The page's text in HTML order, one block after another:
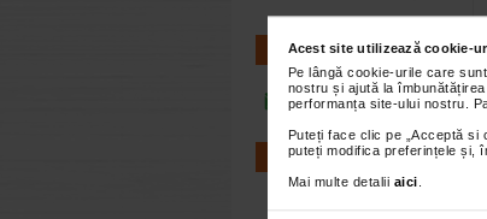
Acest site utilizează cookie-
Pe lângă cookie-urile care
nostru și ajută la
performanța site-ului nostru.
Puteți face clic pe „Acceptă si
puteți modifica preferințele și,
Mai multe detalii aici
CONTACT
infoline@catena.ro
FARMACII